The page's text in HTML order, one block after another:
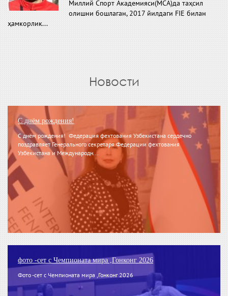
Миллий Спорт Академияси(МСА)да таҳсил
олишни бошлаган, 2017 йилдаги FIE билан
ҳамкорлик...
Новости
С днём рождения!
С днём рождения! Федерация фехтования Узбекистана сердечно
поздравляет Генерального секретаря Федерации фехтования
Узбекистана и Международн...
фото -сет с Чемпионата мира ,Гонконг 2026
Фото -сет с Чемпионата мира ,Гонконг 2026